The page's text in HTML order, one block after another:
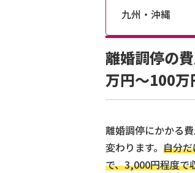
九州・沖縄
離婚調停の
万円～100万
離婚調停にかかる
変わります。 自分
で、3,000円程度で